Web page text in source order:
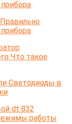
Что такое
Светодиоды в
dt 832
работы